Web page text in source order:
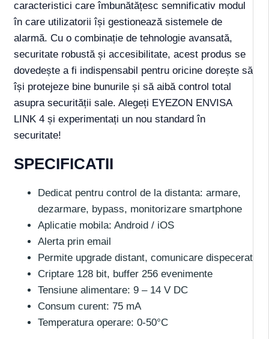
caracteristici care îmbunătățesc semnificativ modul
în care utilizatorii își gestionează sistemele de
alarmă. Cu o combinație de tehnologie avansată,
securitate robustă și accesibilitate, acest produs se
dovedește a fi indispensabil pentru oricine dorește să
își protejeze bine bunurile și să aibă control total
asupra securității sale. Alegeți EYEZON ENVISA
LINK 4 și experimentați un nou standard în
securitate!
SPECIFICATII
Dedicat pentru control de la distanta: armare,
dezarmare, bypass, monitorizare smartphone
Aplicatie mobila: Android / iOS
Alerta prin email
Permite upgrade distant, comunicare dispecerat
Criptare 128 bit, buffer 256 evenimente
Tensiune alimentare: 9 – 14 V DC
Consum curent: 75 mA
Temperatura operare: 0-50°C